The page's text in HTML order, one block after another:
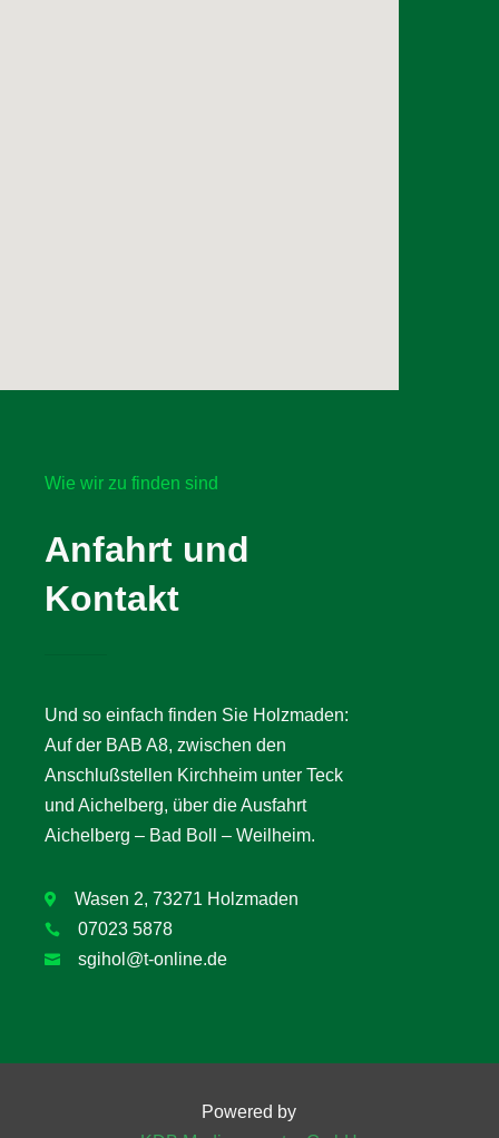
Wie wir zu finden sind
Anfahrt und
Kontakt
Und so einfach finden Sie Holzmaden:
Auf der BAB A8, zwischen den
Anschlußstellen Kirchheim unter Teck
und Aichelberg, über die Ausfahrt
Aichelberg – Bad Boll – Weilheim.
 Wasen 2, 73271 Holzmaden
 07023 5878
 sgihol@t-online.de
Powered by